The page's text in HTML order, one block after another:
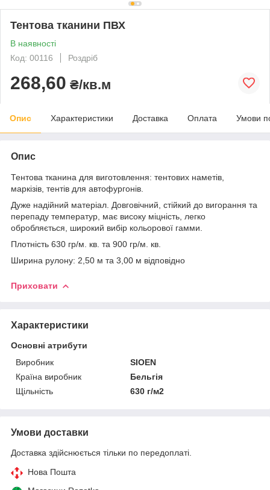
Тентова тканини ПВХ
В наявності
Код: 00116
Роздріб
268,60 ₴/кв.м
Опис Характеристики Доставка Оплата Умови
Опис
Тентова тканина для виготовлення: тентових наметів,
маркізів, тентів для автофургонів.
Дуже надійний матеріал. Довговічний, стійкий до вигорання та
перепаду температур, має високу міцність, легко
обробляється, широкий вибір кольорової гамми.
Плотність 630 гр/м. кв. та 900 гр/м. кв.
Ширина рулону: 2,50 м та 3,00 м відповідно
Приховати
Характеристики
Основні атрибути
Виробник
SIOEN
Країна виробник
Бельгія
Щільність
630 г/м2
Умови доставки
Доставка здійснюється тільки по передоплаті.
Нова Пошта